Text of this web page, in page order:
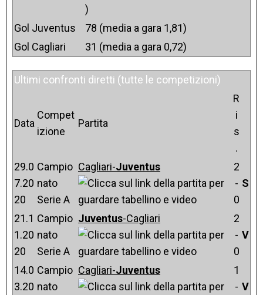
)
Gol Juventus
78 (media a gara 1,81)
Gol Cagliari
31 (media a gara 0,72)
Ultimi confronti diretti (tutte le competizioni)
Data
Compet
izione
Partita
R
i
s
.
29.0
7.20
20
Campio
nato
Serie A
Cagliari-Juventus
2
-
0
S
21.1
1.20
20
Campio
nato
Serie A
Juventus-Cagliari
2
-
0
V
14.0
3.20
Campio
nato
Cagliari-Juventus
1
- V